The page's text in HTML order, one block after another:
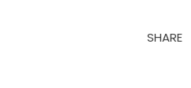
SHARE